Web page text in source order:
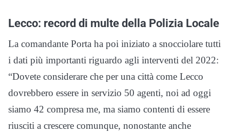
Lecco: record di multe della Polizia Locale
La comandante Porta ha poi iniziato a snocciolare tutti
i dati più importanti riguardo agli interventi del 2022:
“Dovete considerare che per una città come Lecco
dovrebbero essere in servizio 50 agenti, noi ad oggi
siamo 42 compresa me, ma siamo contenti di essere
riusciti a crescere comunque, nonostante anche